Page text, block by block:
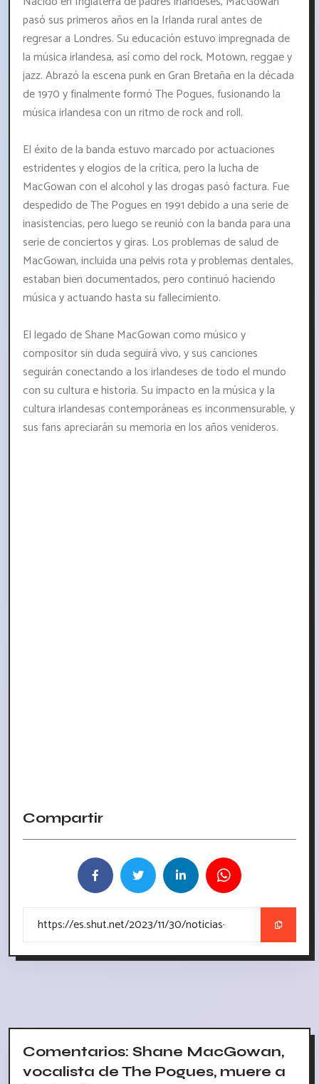
pasó sus primeros años en la Irlanda rural antes de
regresar a Londres. Su educación estuvo impregnada de
la música irlandesa, así como del rock, Motown, reggae y
jazz. Abrazó la escena punk en Gran Bretaña en la década
de 1970 y finalmente formó The Pogues, fusionando la
música irlandesa con un ritmo de rock and roll.
El éxito de la banda estuvo marcado por actuaciones
estridentes y elogios de la crítica, pero la lucha de
MacGowan con el alcohol y las drogas pasó factura. Fue
despedido de The Pogues en 1991 debido a una serie de
inasistencias, pero luego se reunió con la banda para una
serie de conciertos y giras. Los problemas de salud de
MacGowan, incluida una pelvis rota y problemas dentales,
estaban bien documentados, pero continuó haciendo
música y actuando hasta su fallecimiento.
El legado de Shane MacGowan como músico y
compositor sin duda seguirá vivo, y sus canciones
seguirán conectando a los irlandeses de todo el mundo
con su cultura e historia. Su impacto en la música y la
cultura irlandesas contemporáneas es inconmensurable, y
sus fans apreciarán su memoria en los años venideros.
Compartir
Comentarios: Shane MacGowan,
vocalista de The Pogues, muere a